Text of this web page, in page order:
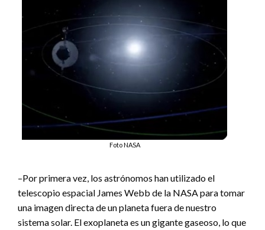
Foto NASA
–Por primera vez, los astrónomos han utilizado el
telescopio espacial James Webb de la NASA para tomar
una imagen directa de un planeta fuera de nuestro
sistema solar. El exoplaneta es un gigante gaseoso, lo que